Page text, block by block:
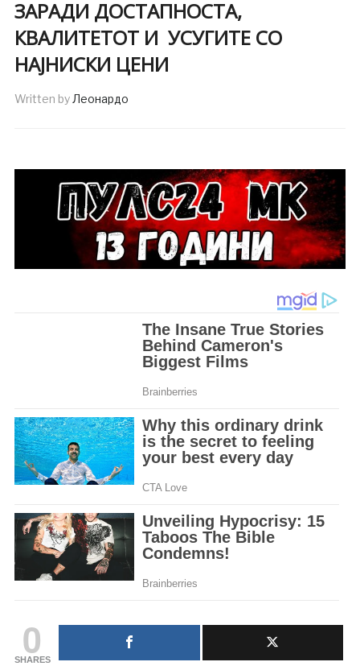
ЗАРАДИ ДОСТАПНОСТА,
КВАЛИТЕТОТ И УСУГИТЕ СО
НАЈНИСКИ ЦЕНИ
Written byЛеонардо
0
SHARES